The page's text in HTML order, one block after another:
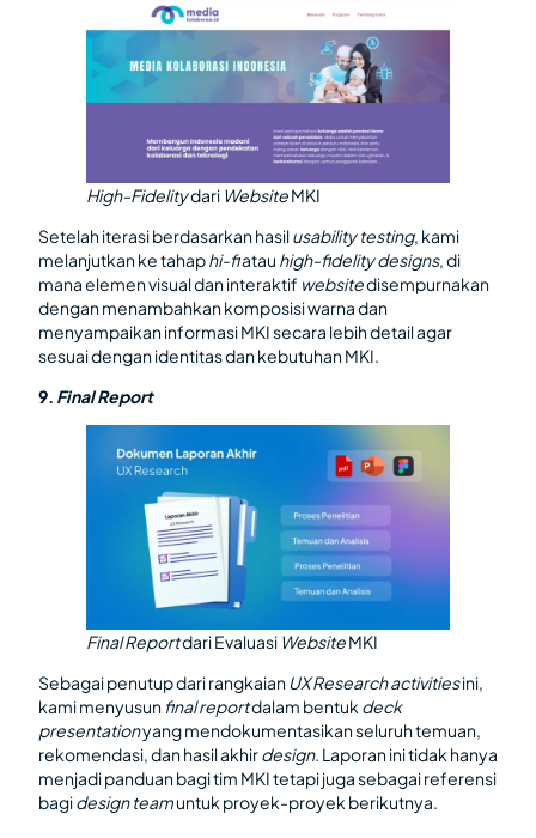
High-Fidelitydari WebsiteMKI
Setelah iterasi berdasarkan hasilusability testing, kami
melanjutkan ke tahaphi-fiatau high-fidelity designs, di
mana elemen visual dan interaktif websitedisempurnakan
dengan menambahkan komposisi warna dan
menyampaikan informasi MKI secara lebih detail agar
sesuai dengan identitas dan kebutuhan MKI.
9. Final Report
Final Reportdari Evaluasi WebsiteMKI
Sebagai penutup dari rangkaian UX Research activitiesini,
kami menyusun final reportdalam bentuk deck
presentationyang mendokumentasikan seluruh temuan,
rekomendasi, dan hasil akhirdesign. Laporan ini tidak hanya
menjadi panduan bagi tim MKI tetapi juga sebagai referensi
bagidesign teamuntuk proyek-proyek berikutnya.